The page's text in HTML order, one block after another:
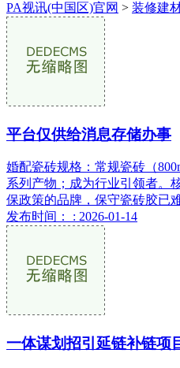
PA视讯(中国区)官网 > 装修建
平台仅供给消息存储办事
婚配瓷砖规格：常规瓷砖（
系列产物；成为行业引领者。
保政策的品牌，保守瓷砖胶已
发布时间： : 2026-01-14
一体谋划招引延链补链项